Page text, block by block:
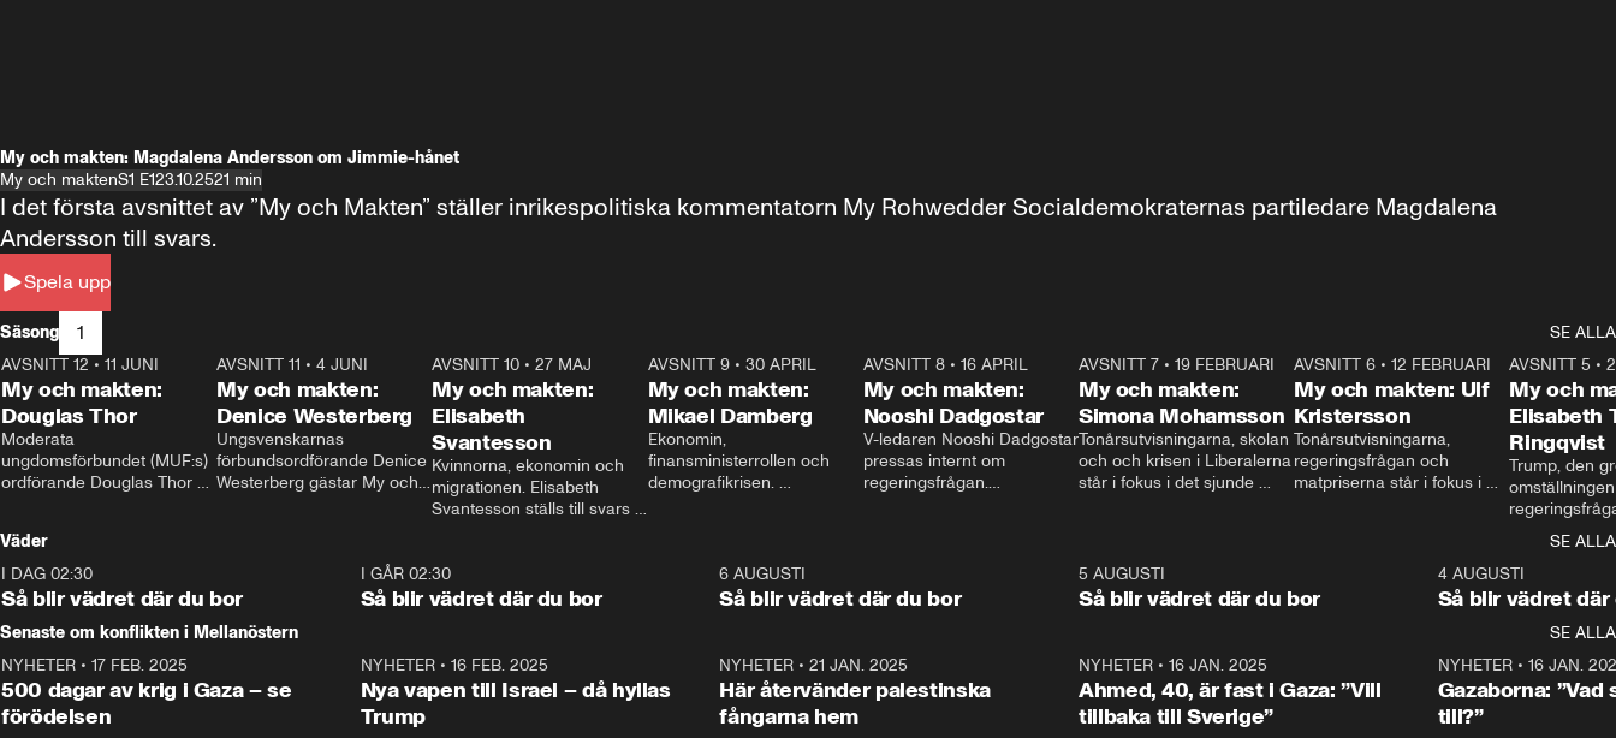
My och makten: Magdalena Andersson om Jimmie-hånet
My och maktenS1 E123.10.2521 min
Spela upp
I det första avsnittet av ”My och Makten” ställer inrikespolitiska kommentatorn My Rohwedder Socialdemokraternas partiledare Magdalena
Andersson till svars.
Säsong 1
SE ALLA
26:27
AVSNITT 12 • 11 JUNI
My och makten:
Douglas Thor
Moderata
ungdomsförbundet (MUF:s)
ordförande Douglas Thor
tonårsutvisningarna och hur
Moderaterna ska locka
väljare till valet i höst.
23:40
AVSNITT 11 •4 JUNI
My och makten:
Denice Westerberg
Ungsvenskarnas
förbundsordförande Denice
Westerberg gästar My och
AVSNITT 10 •27 MAJ
My och makten:
Elisabeth
Svantesson
Kvinnorna, ekonomin och
migrationen. Elisabeth
Svantesson ställs till svars
AVSNITT 9• 30 APRIL
My och makten:
Mikael Damberg
Ekonomin,
finansministerrollen och
demografikrisen.
och Makten.
AVSNITT 8• 16 APRIL
My och makten:
Nooshi Dadgostar
V-ledaren Nooshi Dadgostar
pressas internt om
regeringsfrågan.
– Vi ställer upp i val. Ska vi
vara med så sitter vi förstås
24:30
AVSNITT 7• 19 FEBRUARI
My och makten:
Simona Mohamsson
Tonårsutvisningarna, skolan
och och krisen i Liberalerna
står i fokus i det sjunde
kommentator My
Rohwedder ställer
utbildnings- och
Mohamsson till svars.
27:30
AVSNITT 6 •12 FEBRUARI
My och makten: Ulf
Kristersson
Tonårsutvisningarna,
regeringsfrågan och
matpriserna står i fokus i
Rohwedder ställer
statsminister Ulf Kristersson
AVSNITT 5 •
My och
Elisabeth
Ringqvist
Trump, den
centrum i
avsnittet av
Makten”. Se
Aftonbladets
Rohwedder
Thand Ring
Väder
SE ALLA
I DAG 02:30
Så blir vädret där du bor
1:06
I GÅR 02:30
Så blir vädret där du bor
6 AUGUSTI
Så blir vädret där du bor
5 AUGUSTI
Så blir vädret där du bor
4 AUGUSTI
Så blir vädret där
Senaste om konflikten i Mellanöstern
SE ALLA
NYHETER • 17 FEB. 2025
500 dagar av krig i Gaza – se
förödelsen
NYHETER• 16 FEB. 2025
Nya vapen till Israel – då hyllas
Trump
NYHETER •21 JAN. 2025
Här återvänder palestinska
fångarna hem
NYHETER• 16 JAN. 2025
Ahmed, 40, är fast i Gaza: ”Vill
tillbaka till Sverige”
NYHETER• 16 JAN.
Gazaborna:
till?”